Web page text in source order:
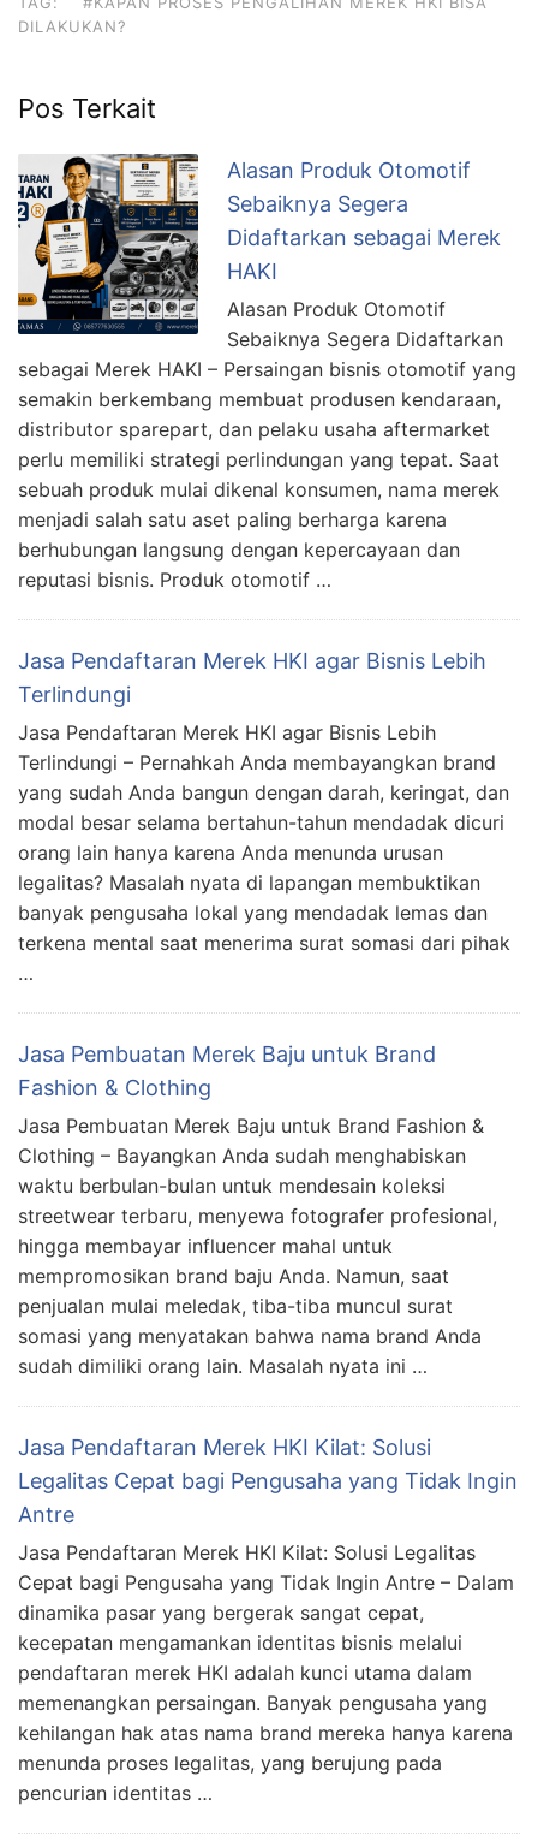
DILAKUKAN?
Pos Terkait
Alasan Produk Otomotif
Sebaiknya Segera
Didaftarkan sebagai Merek
HAKI
Alasan Produk Otomotif
Sebaiknya Segera Didaftarkan
sebagai Merek HAKI – Persaingan bisnis otomotif yang
semakin berkembang membuat produsen kendaraan,
distributor sparepart, dan pelaku usaha aftermarket
perlu memiliki strategi perlindungan yang tepat. Saat
sebuah produk mulai dikenal konsumen, nama merek
menjadi salah satu aset paling berharga karena
berhubungan langsung dengan kepercayaan dan
reputasi bisnis. Produk otomotif …
Jasa Pendaftaran Merek HKI agar Bisnis Lebih
Terlindungi
Jasa Pendaftaran Merek HKI agar Bisnis Lebih
Terlindungi – Pernahkah Anda membayangkan brand
yang sudah Anda bangun dengan darah, keringat, dan
modal besar selama bertahun-tahun mendadak dicuri
orang lain hanya karena Anda menunda urusan
legalitas? Masalah nyata di lapangan membuktikan
banyak pengusaha lokal yang mendadak lemas dan
terkena mental saat menerima surat somasi dari pihak
…
Jasa Pembuatan Merek Baju untuk Brand
Fashion & Clothing
Jasa Pembuatan Merek Baju untuk Brand Fashion &
Clothing – Bayangkan Anda sudah menghabiskan
waktu berbulan-bulan untuk mendesain koleksi
streetwear terbaru, menyewa fotografer profesional,
hingga membayar influencer mahal untuk
mempromosikan brand baju Anda. Namun, saat
penjualan mulai meledak, tiba-tiba muncul surat
somasi yang menyatakan bahwa nama brand Anda
sudah dimiliki orang lain. Masalah nyata ini …
Jasa Pendaftaran Merek HKI Kilat: Solusi
Legalitas Cepat bagi Pengusaha yang Tidak Ingin
Antre
Jasa Pendaftaran Merek HKI Kilat: Solusi Legalitas
Cepat bagi Pengusaha yang Tidak Ingin Antre – Dalam
dinamika pasar yang bergerak sangat cepat,
kecepatan mengamankan identitas bisnis melalui
pendaftaran merek HKI adalah kunci utama dalam
memenangkan persaingan. Banyak pengusaha yang
kehilangan hak atas nama brand mereka hanya karena
menunda proses legalitas, yang berujung pada
pencurian identitas …